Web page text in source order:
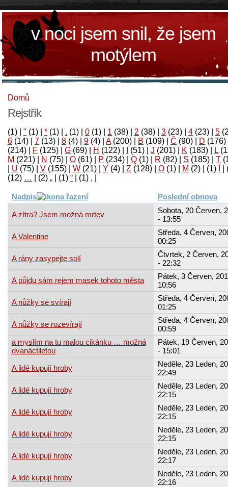
v noci jsem snil, že jsem
motýlem
Domů
Rejstřík
(1) " (1) * (1) . (1) 0 (1) 1 (38) 2 (38) 3 (23) 4 (23) 5
6 (14) 7 (13) 8 (4) 9 (4) A(200) B (109) Č (90) D (176)
(214)
F (125) G (69) H (122) (51) J (201) K (183) L
M (221) N (75) O (61) P (234) Q (1) R (82) S (185) T
U (75) V (155) W (21) Y (4) Z (128) Ο (1) М (2)
(1)
‚
(1)
“
(1)
„
(2)
…
(12)
Nadpis Poslední obnova
A zítra? Jsem možná mrtev
Sobota, 20 Červen,
- 13:55
A Valentine
Středa, 4 Červen,
00:25
A rány zasypejte solí
Čtvrtek, 2 Červen,
- 22:32
A půjdu sám rejem masek tohoto města
Pátek, 3 Červen,
10:56
A nůžky se svírají
Středa, 4 Červen,
01:25
A nůžky se rozevírají
Středa, 4 Červen,
00:59
a myslím na tu malou cikánku … možná
dvanáctiletou
Pátek, 19 Červen,
- 15:01
A lidé kupují hroby
Neděle, 23 Leden,
22:49
A lidé kupují hroby
Neděle, 23 Leden,
22:15
A lidé kupují hroby
Neděle, 23 Leden,
22:15
A lidé kupují hroby
Neděle, 23 Leden,
22:15
A lidé kupují hroby
Neděle, 23 Leden,
22:17
A lidé kupují hroby
Neděle, 23 Leden,
22:16